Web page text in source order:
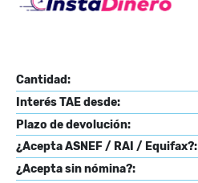
Cantidad:
Interés TAE desde:
Plazo de devolución:
¿Acepta ASNEF / RAI / Equifax?:
¿Acepta sin nómina?: